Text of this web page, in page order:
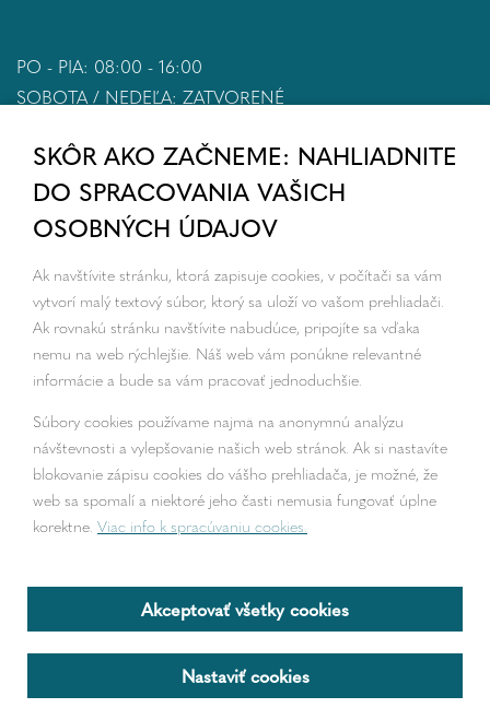
SKÔR AKO ZAČNEME: NAHLIADNITE
DO SPRACOVANIA VAŠICH
OSOBNÝCH ÚDAJOV
Ak navštívite stránku, ktorá zapisuje cookies, v počítači sa vám
vytvorí malý textový súbor, ktorý sa uloží vo vašom prehliadači.
Ak rovnakú stránku navštívite nabudúce, pripojíte sa vďaka
nemu na web rýchlejšie. Náš web vám ponúkne relevantné
informácie a bude sa vám pracovať jednoduchšie.
Súbory cookies používame najmä na anonymnú analýzu
návštevnosti a vylepšovanie našich web stránok. Ak si nastavíte
blokovanie zápisu cookies do vášho prehliadača, je možné, že
web sa spomalí a niektoré jeho časti nemusia fungovať úplne
korektne. Viac info k spracúvaniu cookies.
PO - PIA: 08:00 - 16:00
SOBOTA / NEDEĽA: ZATVORENÉ